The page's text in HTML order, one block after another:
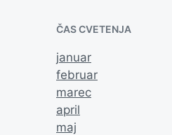
n
ČAS CVETENJA
januar
februar
marec
april
maj